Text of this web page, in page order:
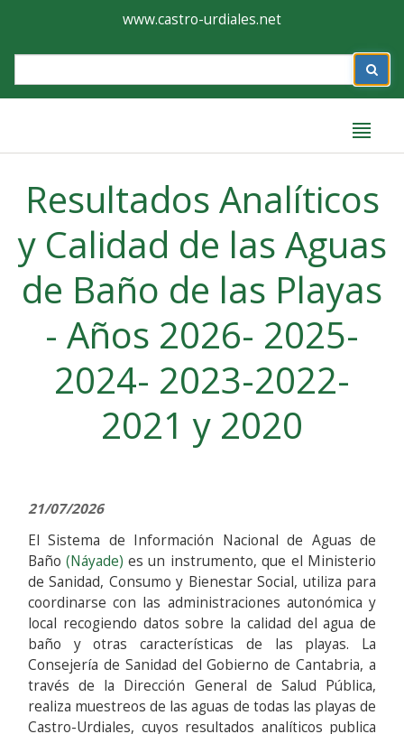
Ayuntamiento
de
Castro-
www.castro-urdiales.net
Resultados Analíticos
y Calidad de las Aguas
de Baño de las Playas
- Años 2026- 2025-
2024- 2023-2022-
2021 y 2020
21/07/2026
El Sistema de Información Nacional de Aguas de
Baño (Náyade) es un instrumento, que el Ministerio
de Sanidad, Consumo y Bienestar Social, utiliza para
coordinarse con las administraciones autonómica y
local recogiendo datos sobre la calidad del agua de
baño y otras características de las playas. La
Consejería de Sanidad del Gobierno de Cantabria, a
través de la Dirección General de Salud Pública,
realiza muestreos de las aguas de todas las playas de
Castro-Urdiales, cuyos resultados analíticos publica